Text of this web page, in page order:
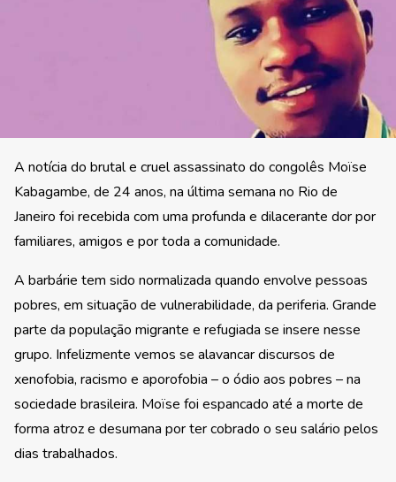
A notícia do brutal e cruel assassinato do congolês Moïse
Kabagambe, de 24 anos, na última semana no Rio de
Janeiro foi recebida com uma profunda e dilacerante dor por
familiares, amigos e por toda a comunidade.
A barbárie tem sido normalizada quando envolve pessoas
pobres, em situação de vulnerabilidade, da periferia. Grande
parte da população migrante e refugiada se insere nesse
grupo. Infelizmente vemos se alavancar discursos de
xenofobia, racismo e aporofobia – o ódio aos pobres – na
sociedade brasileira. Moïse foi espancado até a morte de
forma atroz e desumana por ter cobrado o seu salário pelos
dias trabalhados.